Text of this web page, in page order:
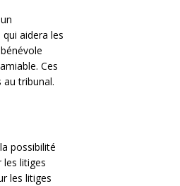
aidera les
Ces
tribunal.
possibilité
les litiges
les litiges